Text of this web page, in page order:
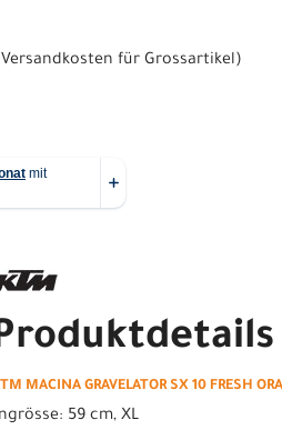
Versandkosten für Grossartikel)
MACINA GRAVELATOR SX 10 FRESH
59 cm, XL